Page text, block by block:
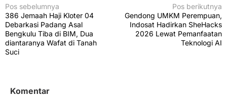
N
a
v
i
s
Pos sebelumnya
386 Jemaah Haji Kloter 04
Debarkasi Padang Asal
Bengkulu Tiba di BIM, Dua
diantaranya Wafat di Tanah
Suci
Pos berikutnya
Gendong UMKM Perempuan,
Indosat Hadirkan SheHacks
2026 Lewat Pemanfaatan
Teknologi AI
Komentar